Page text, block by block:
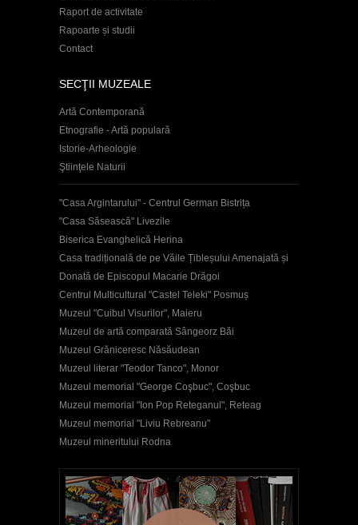
Raport de activitate
Rapoarte și studii
Contact
SECŢII MUZEALE
Artă Contemporană
Etnografie - Artă populară
Istorie-Arheologie
Ştiinţele Naturii
"Casa Argintarului" - Centrul German Bistrița
"Casa Săsească" Livezile
Biserica Evanghelică Herina
Casa tradițională de pe Văile Țibleșului Amenajată și
Donată de Episcopul Macarie Drăgoi
Centrul Multicultural "Castel Teleki" Posmuș
Muzeul "Cuibul Visurilor", Maieru
Muzeul de artă comparată Sângeorz Băi
Muzeul Grăniceresc Năsăudean
Muzeul literar "Teodor Tanco", Monor
Muzeul memorial "George Coşbuc", Coşbuc
Muzeul memorial "Ion Pop Reteganul", Reteag
Muzeul memorial "Liviu Rebreanu"
Muzeul mineritului Rodna